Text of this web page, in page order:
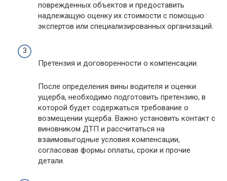
поврежденных объектов и предоставить
надлежащую оценку их стоимости с помощью
экспертов или специализированных организаций.
Претензия и договоренности о компенсации.
После определения вины водителя и оценки
ущерба, необходимо подготовить претензию, в
которой будет содержаться требование о
возмещении ущерба. Важно установить контакт с
виновником ДТП и рассчитаться на
взаимовыгодные условия компенсации,
согласовав формы оплаты, сроки и прочие
детали.